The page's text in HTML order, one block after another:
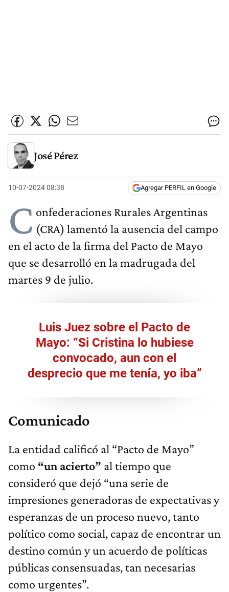
José Pérez
10-07-2024 08:38 Agregar PERFIL en Google
C onfederaciones Rurales Argentinas
(CRA) lamentó la ausencia del campo
en el acto de la firma del Pacto de Mayo
que se desarrolló en la madrugada del
martes 9 de julio.
Luis Juez sobre el Pacto de
Mayo: “Si Cristina lo hubiese
convocado, aun con el
desprecio que me tenía, yo iba”
Comunicado
La entidad calificó al “Pacto de Mayo”
como “un acierto” al tiempo que
consideró que dejó “una serie de
impresiones generadoras de expectativas y
esperanzas de un proceso nuevo, tanto
político como social, capaz de encontrar un
destino común y un acuerdo de políticas
públicas consensuadas, tan necesarias
como urgentes”.